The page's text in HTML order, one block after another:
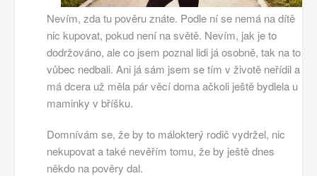
Nevím, zda tu pověru znáte. Podle ní se nemá na dítě
nic kupovat, pokud není na světě. Nevím, jak je to
dodržováno, ale co jsem poznal lidi já osobně, tak na to
vůbec nedbali. Ani já sám jsem se tím v životě neřídil a
má dcera už měla pár věcí doma ačkoli ještě bydlela u
maminky v bříšku.
Domnívám se, že by to málokterý rodič vydržel, nic
nekupovat a také nevěřím tomu, že by ještě dnes
někdo na pověry dal.